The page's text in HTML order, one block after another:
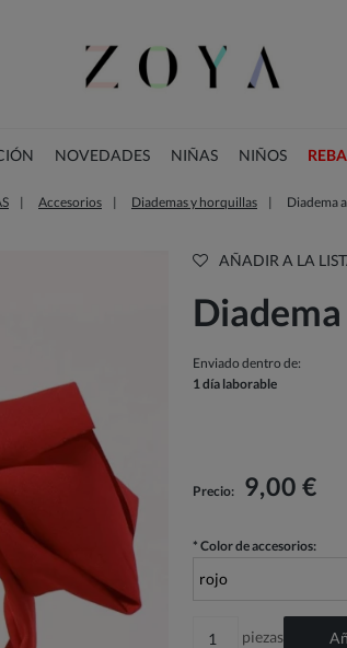
NOVEDADES NIÑAS NIÑOS
Accesorios Diademas y horquillas Diadema
AÑADIR A LA
Enviado dentro de:
1 día laborable
El precio no incluye los posibles gastos de
pago
Precio: 9,00 €
* Color de accesorios:
piezas